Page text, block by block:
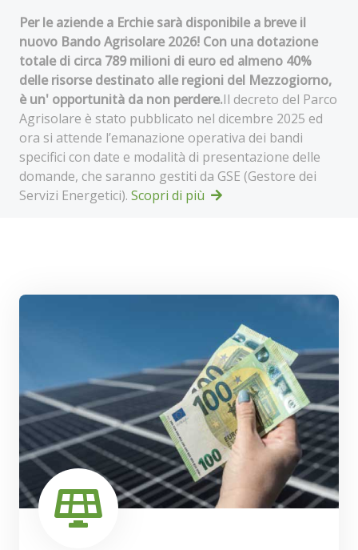
Per le aziende a Erchie sarà disponibile a breve il
nuovo Bando Agrisolare 2026! Con una dotazione
totale di circa 789 milioni di euro ed almeno 40%
delle risorse destinato alle regioni del Mezzogiorno,
è un' opportunità da non perdere.Il decreto del Parco
Agrisolare è stato pubblicato nel dicembre 2025 ed
ora si attende l’emanazione operativa dei bandi
specifici con date e modalità di presentazione delle
domande, che saranno gestiti da GSE (Gestore dei
Servizi Energetici). Scopri di più